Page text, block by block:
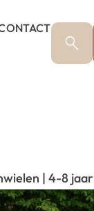
| 4-8 jaar